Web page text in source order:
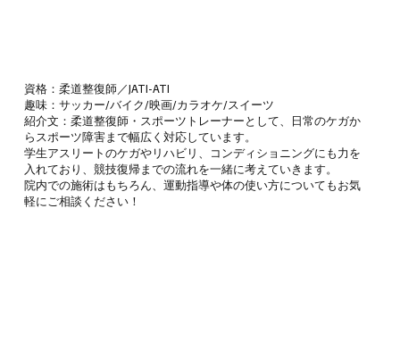
資格：柔道整復師／JATI-ATI
趣味：サッカー/バイク/映画/カラオケ/スイーツ
紹介文：柔道整復師・スポーツトレーナーとして、日常のケガか
らスポーツ障害まで幅広く対応しています。
学生アスリートのケガやリハビリ、コンディショニングにも力を
入れており、競技復帰までの流れを一緒に考えていきます。
院内での施術はもちろん、運動指導や体の使い方についてもお気
軽にご相談ください！